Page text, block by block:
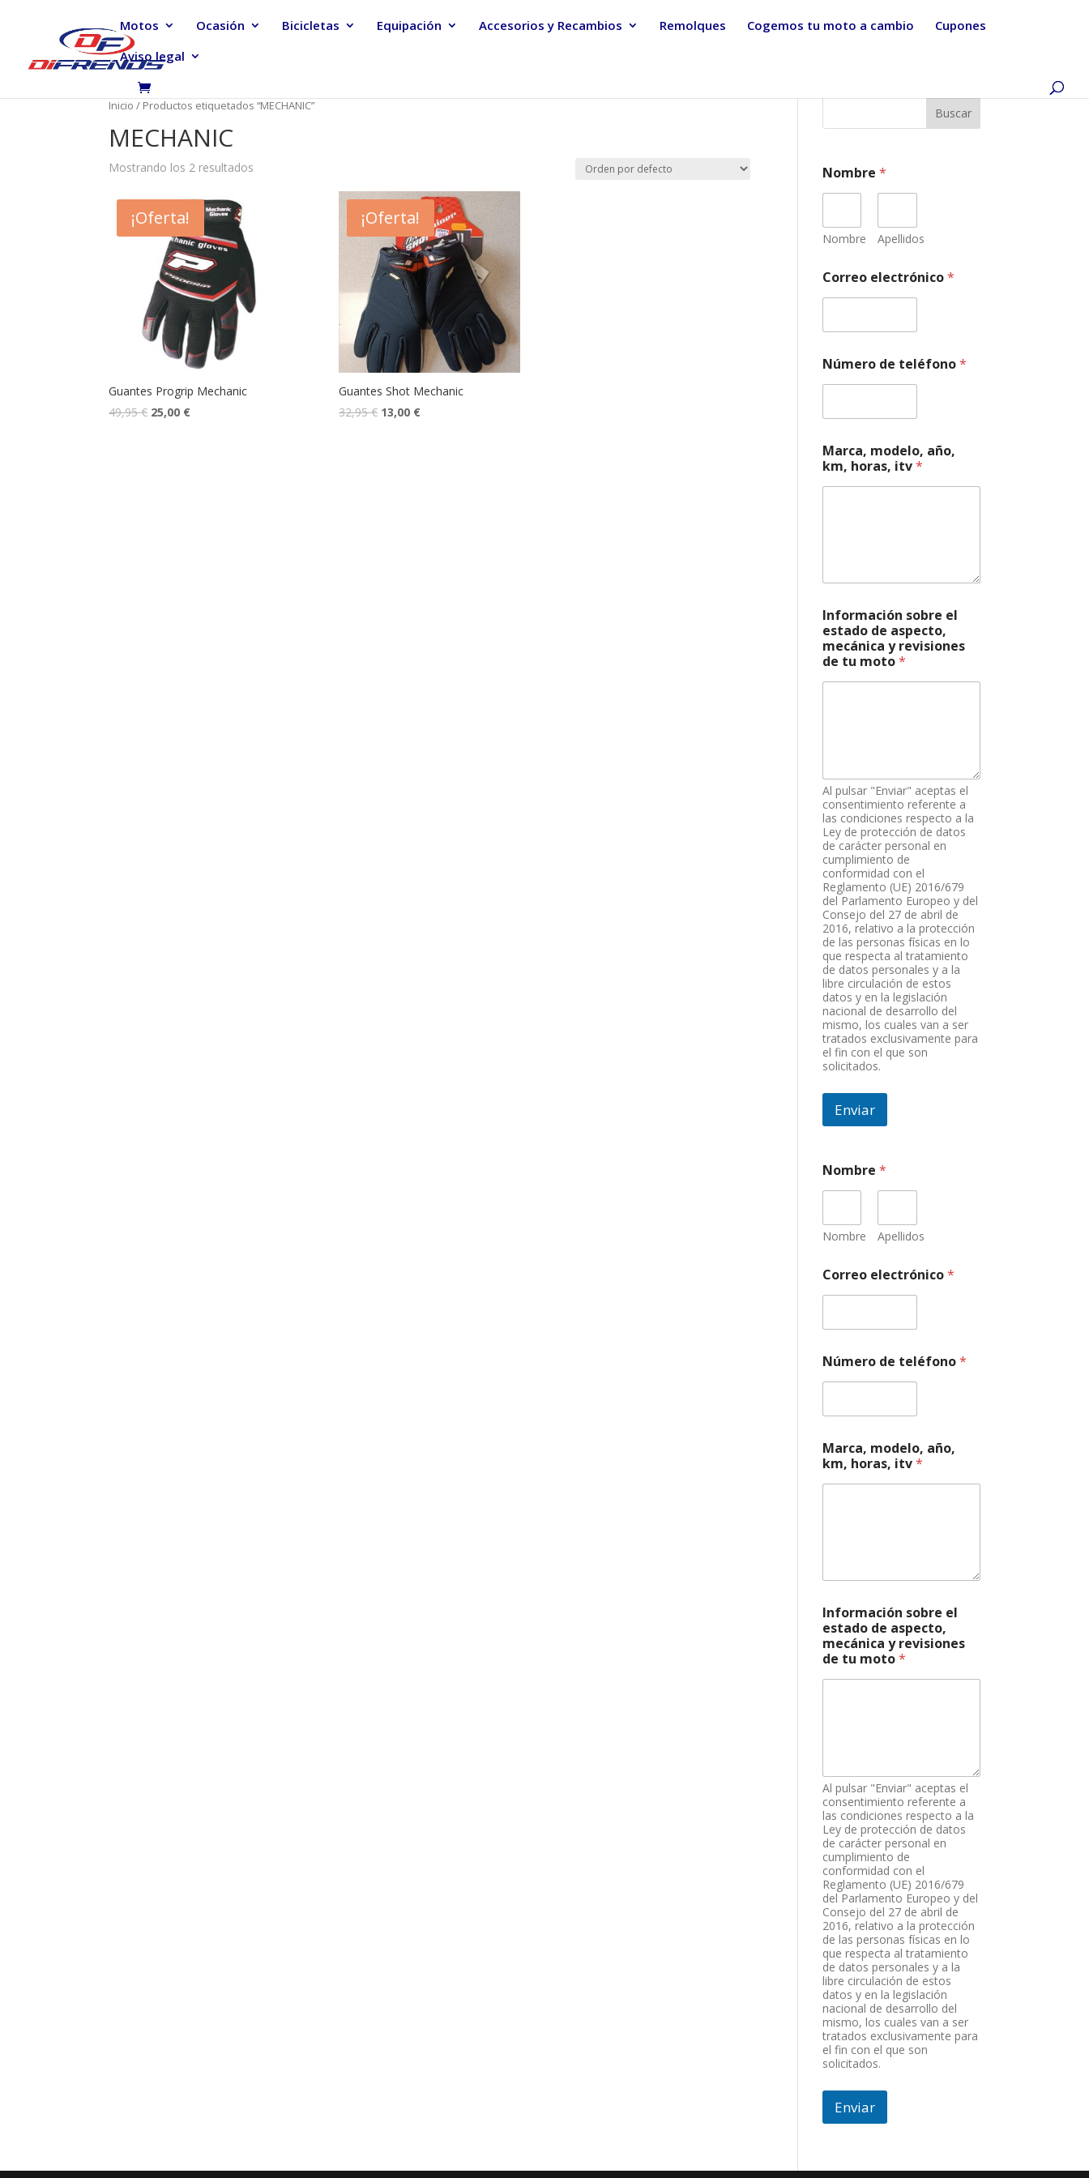
Motos Ocasión Bicicletas Equipación Accesorios y Recambios Remolques Cogemos tu moto a cambio
Cupones
Aviso legal
Inicio / Productos etiquetados “MECHANIC”
MECHANIC
Mostrando los 2 resultados
¡Oferta!
Guantes Progrip Mechanic
49,95€ 25,00 €
¡Oferta!
Guantes Shot Mechanic
32,95€ 13,00 €
Buscar
Nombre*
Nombre Apellidos
m
o
e
o
,
m
c
n
i
Correo electrónico*
Número de teléfono*
Marca, modelo, año,
km, horas, itv*
Información sobre el
estado de aspecto,
mecánica y revisiones
de tu moto*
Al pulsar "Enviar" aceptas el
consentimiento referente a
las condiciones respecto a la
Ley de protección de datos
de carácter personal en
cumplimiento de
conformidad con el
Reglamento (UE) 2016/679
del Parlamento Europeo y del
Consejo del 27 de abril de
2016, relativo a la protección
de las personas físicas en lo
que respecta al tratamiento
de datos personales y a la
libre circulación de estos
datos y en la legislación
nacional de desarrollo del
mismo, los cuales van a ser
tratados exclusivamente para
el fin con el que son
solicitados.
Enviar
Nombre*
Nombre Apellidos
Correo electrónico*
n
f
r
a
c
i
ó
s
o
n
e
s
Número de teléfono*
Marca, modelo, año,
km, horas, itv*
Información sobre el
estado de aspecto,
mecánica y revisiones
de tu moto*
Al pulsar "Enviar" aceptas el
consentimiento referente a
las condiciones respecto a la
Ley de protección de datos
de carácter personal en
cumplimiento de
conformidad con el
Reglamento (UE) 2016/679
del Parlamento Europeo y del
Consejo del 27 de abril de
2016, relativo a la protección
de las personas físicas en lo
que respecta al tratamiento
de datos personales y a la
libre circulación de estos
datos y en la legislación
nacional de desarrollo del
mismo, los cuales van a ser
tratados exclusivamente para
el fin con el que son
solicitados.
Enviar